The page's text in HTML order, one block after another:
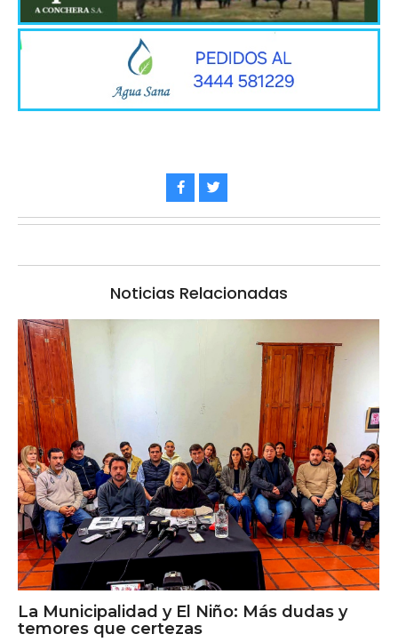
Noticias Relacionadas
La Municipalidad y El Niño: Más dudas y
temores que certezas